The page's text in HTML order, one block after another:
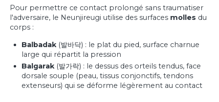
Pour permettre ce contact prolongé sans traumatiser
l'adversaire, le Neunjireugi utilise des surfaces molles du
corps :
Balbadak(발바닥) : le plat du pied, surface charnue
large qui répartit la pression
Balgarak(발가락) : le dessus des orteils tendus, face
dorsale souple (peau, tissus conjonctifs, tendons
extenseurs) qui se déforme légèrement au contact